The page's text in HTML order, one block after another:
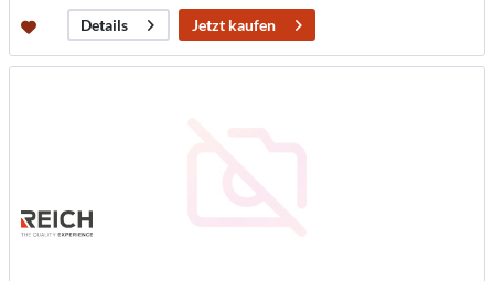
Details Jetzt kaufen